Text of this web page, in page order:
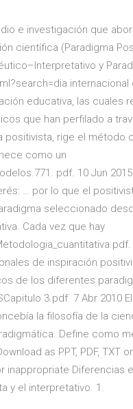
e investigación que
científica (Paradigma
y
internacional
educativa, las cuales
que han perfilado a
positivista, rige el método
como un
pdf. 10 Jun 2015
… por lo que el
seleccionado
Cada vez que hay
de inspiración
de los diferentes
3.pdf 7 Abr 2010
la filosofía de la
Define como
as PPT, PDF, TXT
inappropriate Diferencias
y el interpretativo. 1.